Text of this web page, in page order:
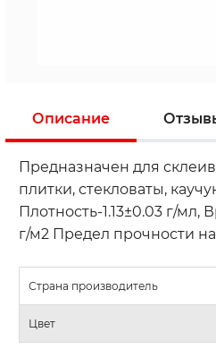
Описание
Предназначен для
плитки, стекловаты,
Плотность-1.13±0.03 г/
г/м2 Предел прочности
Страна производитель
Цвет